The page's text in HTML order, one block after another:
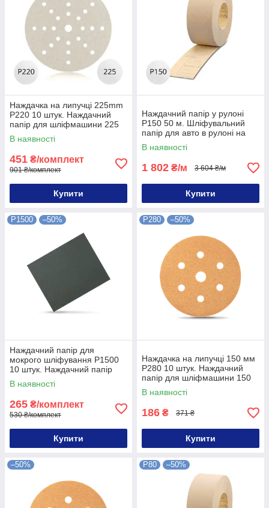
Наждачка на липучці 225mm
P220 10 штук. Наждачний
папір для шліфмашини 225
mm P220 10 штук
В наявності
451 ₴/комплект
901 ₴/комплект
Купити
Наждачний папір у рулоні
P150 50 м. Шліфувальний
папір для авто в рулоні на
P150 50 метрів
В наявності
1 802 ₴/м 3 604 ₴/м
Купити
P1500 –50%
Наждачний папір для
мокрого шліфування P1500
10 штук. Наждачний папір
для авто P1500 10 штук
В наявності
265 ₴/комплект
530 ₴/комплект
Купити
P280 –50%
Наждачка на липучці 150 мм
P280 10 штук. Наждачний
папір для шліфмашини 150
мм P280 10 штук
В наявності
186 ₴ 371 ₴
Купити
–50% P80 –50%